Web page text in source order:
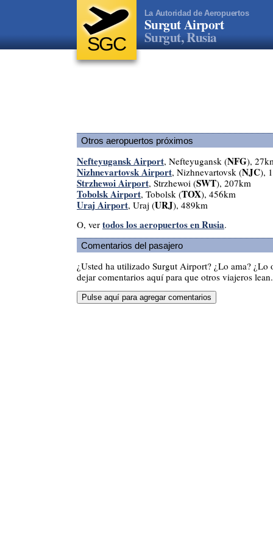
SGC
La Autoridad de Aeropuertos
Surgut Airport
Surgut, Rusia
Otros aeropuertos próximos
Nefteyugansk Airport, Nefteyugansk (NFG),
Nizhnevartovsk Airport, Nizhnevartovsk (NJC),
Strzhewoi Airport, Strzhewoi (SWT), 207km
Tobolsk Airport, Tobolsk (TOX), 456km
Uraj Airport, Uraj (URJ), 489km
O, ver todos los aeropuertos en Rusia.
Comentarios del pasajero
¿Usted ha utilizado Surgut Airport? ¿Lo ama? ¿Lo
dejar comentarios aquí para que otros viajeros lean.